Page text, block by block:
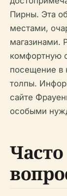
Пирны. Эта
местами,
магазинами.
комфортную
посещение в
толпы.
сайте
особыми